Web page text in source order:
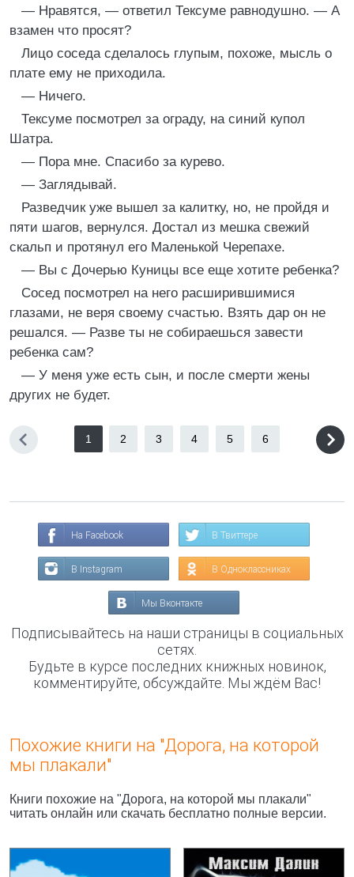
— Нравятся, — ответил Тексуме равнодушно. — А
взамен что просят?
Лицо соседа сделалось глупым, похоже, мысль о
плате ему не приходила.
— Ничего.
Тексуме посмотрел за ограду, на синий купол
Шатра.
— Пора мне. Спасибо за курево.
— Заглядывай.
Разведчик уже вышел за калитку, но, не пройдя и
пяти шагов, вернулся. Достал из мешка свежий
скальп и протянул его Маленькой Черепахе.
— Вы с Дочерью Куницы все еще хотите ребенка?
Сосед посмотрел на него расширившимися
глазами, не веря своему счастью. Взять дар он не
решался. — Разве ты не собираешься завести
ребенка сам?
— У меня уже есть сын, и после смерти жены
других не будет.
1 2 3 4 5 6
На Facebook В Твиттере
В Instagram В Одноклассниках
Мы Вконтакте
Подписывайтесь на наши страницы в социальных
сетях.
Будьте в курсе последних книжных новинок,
комментируйте, обсуждайте. Мы ждём Вас!
Похожие книги на "Дорога, на которой
мы плакали"
Книги похожие на "Дорога, на которой мы плакали"
читать онлайн или скачать бесплатно полные версии.